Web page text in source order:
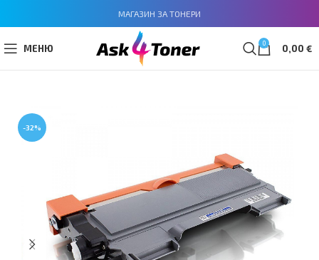
МАГАЗИН ЗА ТОНЕРИ
МЕНЮ 0 0,00 €
-32%